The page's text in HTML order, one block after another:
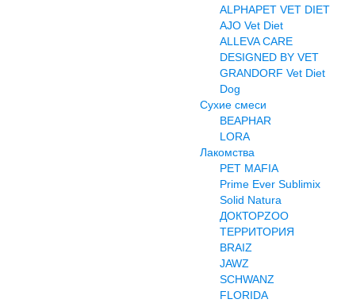
ALPHAPET VET DIET
AJO Vet Diet
ALLEVA CARE
DESIGNED BY VET
GRANDORF Vet Diet
Dog
Сухие смеси
BEAPHAR
LORA
Лакомства
PET MAFIA
Prime Ever Sublimix
Solid Natura
ДОКТОРZOO
ТЕРРИТОРИЯ
BRAIZ
JAWZ
SCHWANZ
FLORIDA